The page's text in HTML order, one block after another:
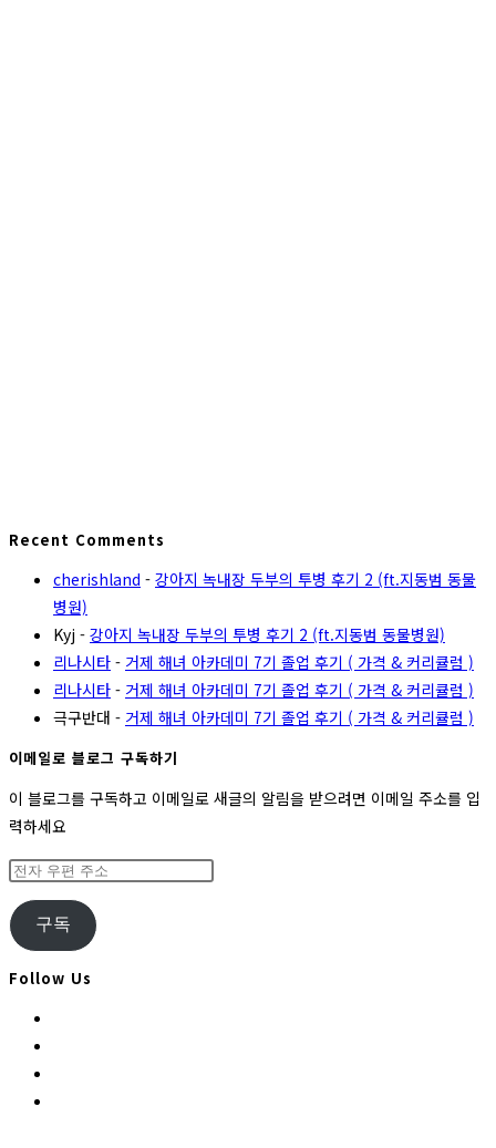
Recent Comments
cherishland - 강아지 녹내장 두부의 투병 후기 2 (ft.지동범 동물
병원)
Kyj - 강아지 녹내장 두부의 투병 후기 2 (ft.지동범 동물병원)
리나시타 - 거제 해녀 아카데미 7기 졸업 후기 ( 가격 & 커리큘럼 )
리나시타 - 거제 해녀 아카데미 7기 졸업 후기 ( 가격 & 커리큘럼 )
극구반대 - 거제 해녀 아카데미 7기 졸업 후기 ( 가격 & 커리큘럼 )
이메일로 블로그 구독하기
이 블로그를 구독하고 이메일로 새글의 알림을 받으려면 이메일 주소를 입
력하세요
전
우
편
주
구독
Follow Us